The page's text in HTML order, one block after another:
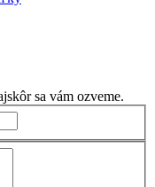
sa vám ozveme.